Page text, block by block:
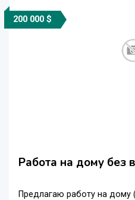
200 000 $
Работа на дому без
Предлагаю работу на